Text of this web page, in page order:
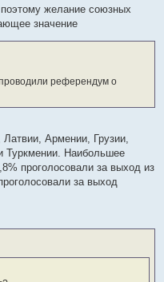
желание союзных
значение
проводили референдум о
Армении, Грузии,
Туркмении. Наибольшее
проголосовали за выход из
за выход